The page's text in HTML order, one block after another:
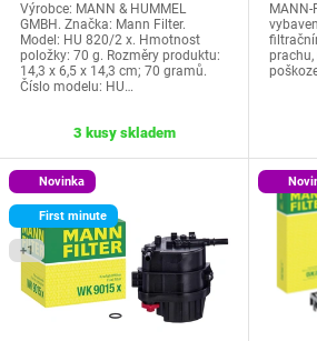
Výrobce: MANN & HUMMEL
GMBH. Značka: Mann Filter.
Model: HU 820/2 x. Hmotnost
položky: 70 g. Rozměry produktu:
14,3 x 6,5 x 14,3 cm; 70 gramů.
Číslo modelu: HU…
3 kusy skladem
MANN-
prachu,
Novinka
First minute
+1